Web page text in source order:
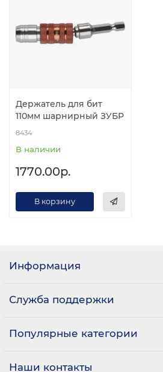
Держатель для бит
110мм шарнирный ЗУБР
8434
В наличии
1770.00р.
В корзину
Информация
Служба поддержки
Популярные категории
Наши контакты